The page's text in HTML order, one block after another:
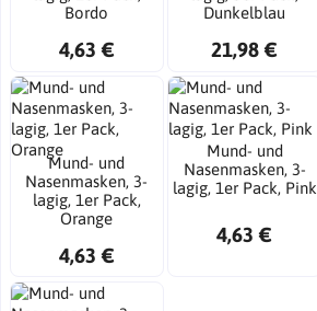
Bordo
4,63 €
Dunkelblau
21,98 €
Mund- und
Nasenmasken, 3-
lagig, 1er Pack,
Orange
4,63 €
Mund- und
Nasenmasken, 3-
lagig, 1er Pack, Pink
4,63 €